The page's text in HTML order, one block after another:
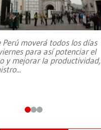
Perú moverá todos los días
para así potenciar el
y mejorar la productividad,
...